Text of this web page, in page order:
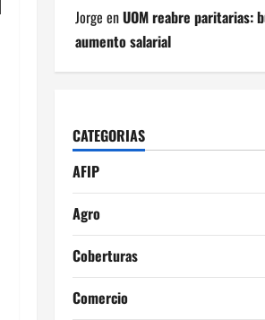
Jorge enUOM reabre paritarias:
aumento salarial
CATEGORIAS
AFIP
Agro
Coberturas
Comercio